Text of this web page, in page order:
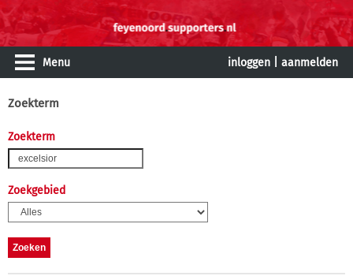
Menu inloggen aanmelden
Zoekterm
Zoekterm
Zoekgebied